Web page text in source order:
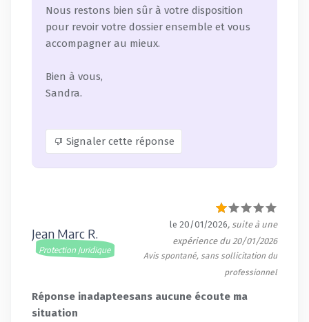
Nous restons bien sûr à votre disposition
pour revoir votre dossier ensemble et vous
accompagner au mieux.
Bien à vous,
Sandra.
Signaler cette réponse
Jean Marc R.
Protection Juridique
le 20/01/2026, suite à une
expérience du 20/01/2026
Avis spontané, sans sollicitation du
professionnel
Réponse inadapteesans aucune écoute ma
situation